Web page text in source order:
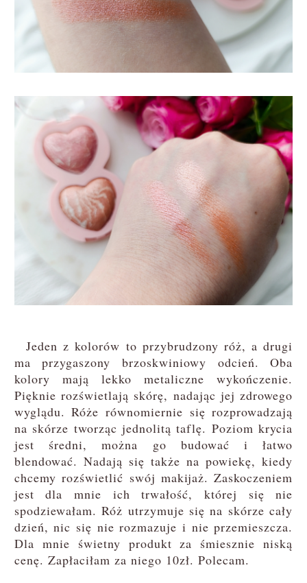
Jeden z kolorów to przybrudzony róż, a drugi
ma przygaszony brzoskwiniowy odcień. Oba
kolory mają lekko metaliczne wykończenie.
Pięknie rozświetlają skórę, nadając jej zdrowego
wyglądu. Róże równomiernie się rozprowadzają
na skórze tworząc jednolitą taflę. Poziom krycia
jest średni, można go budować i łatwo
blendować. Nadają się także na powiekę, kiedy
chcemy rozświetlić swój makijaż. Zaskoczeniem
jest dla mnie ich trwałość, której się nie
spodziewałam. Róż utrzymuje się na skórze cały
dzień, nic się nie rozmazuje i nie przemieszcza.
Dla mnie świetny produkt za śmiesznie niską
cenę. Zapłaciłam za niego 10zł. Polecam.